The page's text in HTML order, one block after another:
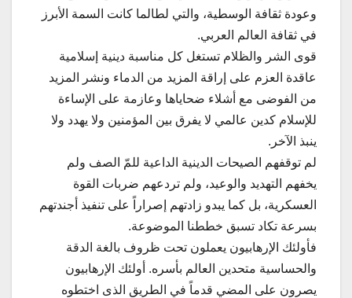
وعودة ثقافة الوسطية، والتي لطالما كانت السمة الأبرز
في ثقافة العالم العربي.
قوى الشر والظلام تستغل كل مناسبة دينية إسلامية
عاقدة العزم على إراقة المزيد من الدماء ونشر المزيد
من الفوضى مع أشلاء ضحاياها وعازمة على الإساءة
للإسلام كدين عالمي لا يفرق بين المؤمنين ولا يهدد ولا
ينبذ الآخر.
لم توقفهم الصيحات الدينية الداعية للمّ الصف ولم
يخفهم التهديد والوعيد، ولم تردعهم ضربات القوة
العسكرية، بل كما يبدو زادتهم إصراراً على تنفيذ أجندتهم
بسرعة تكاد تسبق خططنا الموضوعة.
فأولئك الإرهابيون يعملون تحت ظروف بالغة الدقة
والحساسية متحدين العالم بأسره. أولئك الإرهابيون
يصرون على المضي قدماً في الطريق الذى اختطوه